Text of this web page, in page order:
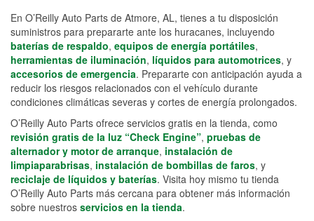
En O’Reilly Auto Parts de Atmore, AL, tienes a tu disposición
suministros para prepararte ante los huracanes, incluyendo
baterías de respaldo, equipos de energía portátiles,
herramientas de iluminación, líquidos para automotrices, y
accesorios de emergencia. Prepararte con anticipación ayuda a
reducir los riesgos relacionados con el vehículo durante
condiciones climáticas severas y cortes de energía prolongados.
O’Reilly Auto Parts ofrece servicios gratis en la tienda, como
revisión gratis de la luz “Check Engine”, pruebas de
alternador y motor de arranque, instalación de
limpiaparabrisas, instalación de bombillas de faros, y
reciclaje de líquidos y baterías. Visita hoy mismo tu tienda
O’Reilly Auto Parts más cercana para obtener más información
sobre nuestros servicios en la tienda.